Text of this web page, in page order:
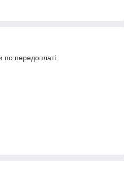
по передоплаті.